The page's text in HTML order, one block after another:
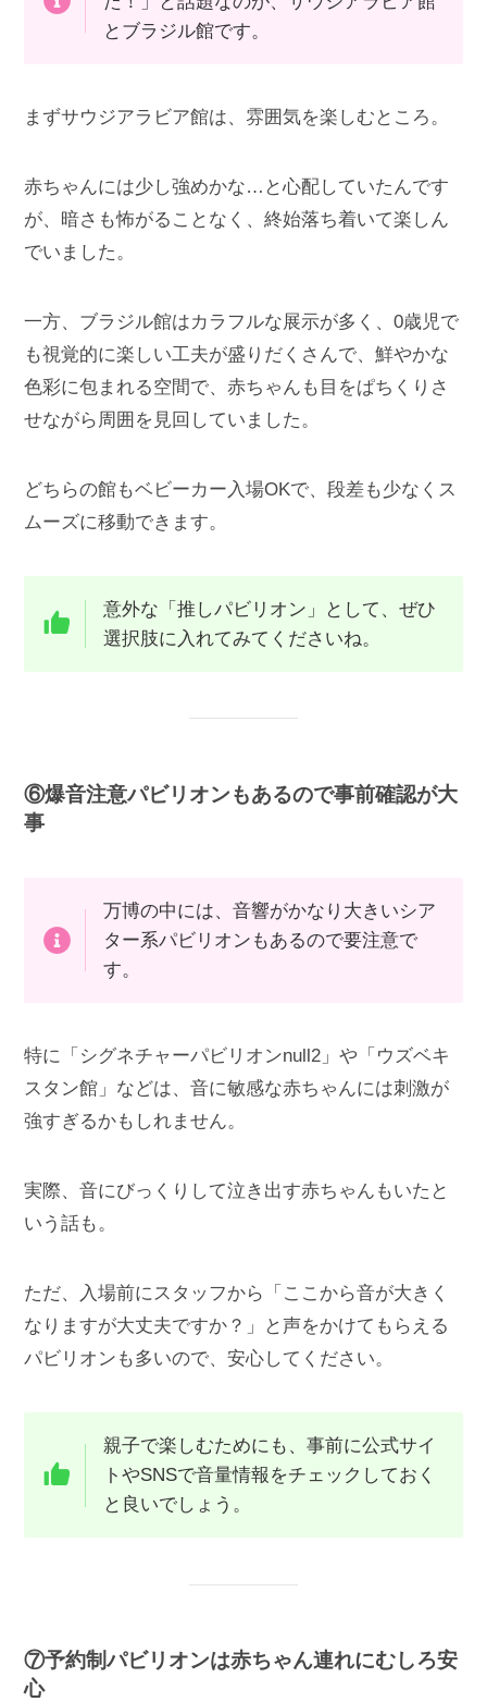
とブラジル館です。
まずサウジアラビア館は、雰囲気を楽しむところ。
赤ちゃんには少し強めかな…と心配していたんです
が、暗さも怖がることなく、終始落ち着いて楽しん
でいました。
一方、ブラジル館はカラフルな展示が多く、0歳児で
も視覚的に楽しい工夫が盛りだくさんで、鮮やかな
色彩に包まれる空間で、赤ちゃんも目をぱちくりさ
せながら周囲を見回していました。
どちらの館もベビーカー入場OKで、段差も少なくス
ムーズに移動できます。
意外な「推しパビリオン」として、ぜひ
選択肢に入れてみてくださいね。
⑥爆音注意パビリオンもあるので事前確認が大
事
万博の中には、音響がかなり大きいシア
ター系パビリオンもあるので要注意で
す。
特に「シグネチャーパビリオンnull2」や「ウズベキ
スタン館」などは、音に敏感な赤ちゃんには刺激が
強すぎるかもしれません。
実際、音にびっくりして泣き出す赤ちゃんもいたと
いう話も。
ただ、入場前にスタッフから「ここから音が大きく
なりますが大丈夫ですか？」と声をかけてもらえる
パビリオンも多いので、安心してください。
親子で楽しむためにも、事前に公式サイ
トやSNSで音量情報をチェックしておく
と良いでしょう。
⑦予約制パビリオンは赤ちゃん連れにむしろ安
心